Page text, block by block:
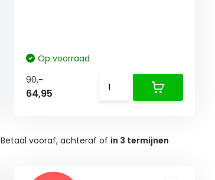
Op voorraad
90,-
64,95
Betaal vooraf, achteraf of in 3 termijnen